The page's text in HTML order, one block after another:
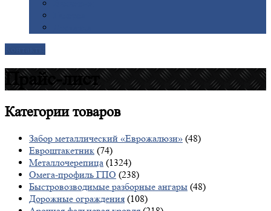
Прайс-лист
Категориитоваров
Забор металлический «Еврожалюзи» (48)
Евроштакетник (74)
Металлочерепица (1324)
Омега-профиль ГПО (238)
Быстровозводимые разборные ангары (48)
Дорожные ограждения (108)